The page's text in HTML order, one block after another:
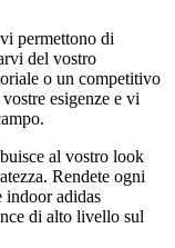
permettono di
del vostro
o un competitivo
esigenze e vi
al vostro look
Rendete ogni
indoor adidas
di alto livello sul